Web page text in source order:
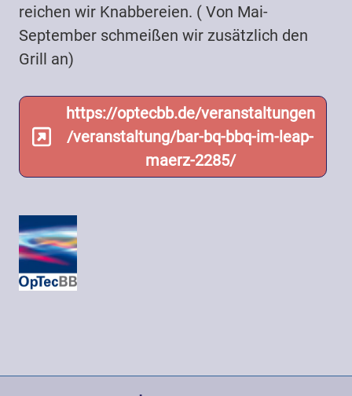
reichen wir Knabbereien. ( Von Mai-
September schmeißen wir zusätzlich den
Grill an)
https://optecbb.de/veranstaltungen
/veranstaltung/bar-bq-bbq-im-leap-
maerz-2285/